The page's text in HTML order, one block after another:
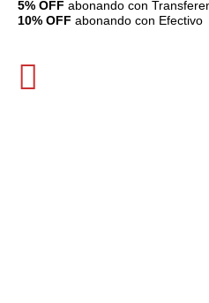
5% OFF abonando con
10% OFF abonando con Efectivo